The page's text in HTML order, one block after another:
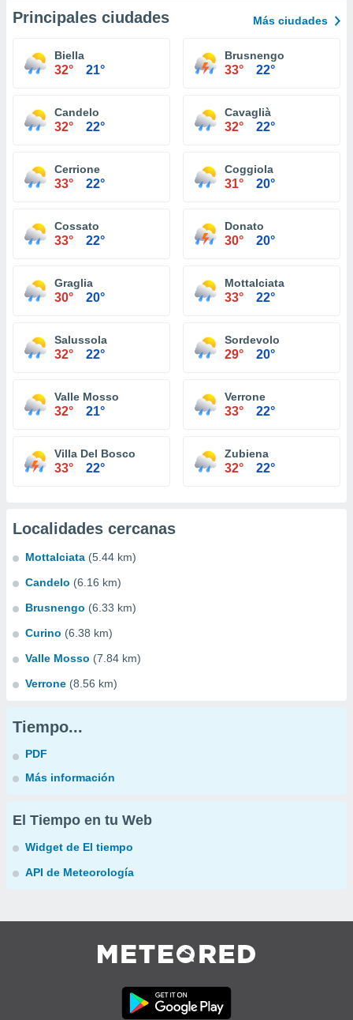
Principales ciudades Más ciudades
Biella
32° 21°
Brusnengo
33° 22°
Candelo
32° 22°
Cavaglià
32° 22°
Cerrione
33° 22°
Coggiola
31° 20°
Cossato
33° 22°
Donato
30° 20°
Graglia
30° 20°
Mottalciata
33° 22°
Salussola
32° 22°
Sordevolo
29° 20°
Valle Mosso
32° 21°
Verrone
33° 22°
Villa Del Bosco
33° 22°
Zubiena
32° 22°
Localidades cercanas
Mottalciata (5.44 km)
Candelo (6.16 km)
Brusnengo (6.33 km)
Curino (6.38 km)
Valle Mosso (7.84 km)
Verrone (8.56 km)
Tiempo...
PDF
Más información
El Tiempo en tu Web
Widget de El tiempo
API de Meteorología